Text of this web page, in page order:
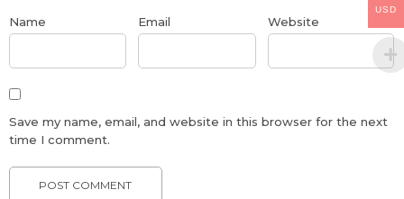
Name Email Website
Save my name, email, and website in this browser for the next
time I comment.
USD